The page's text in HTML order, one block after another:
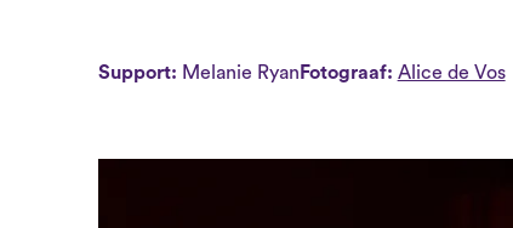
Support: Melanie Ryan Fotograaf: Alice de Vos